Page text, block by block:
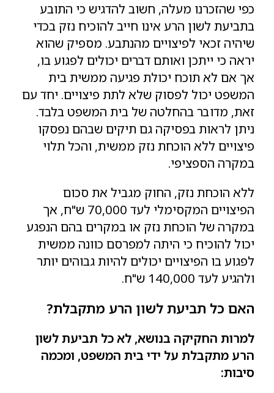
כפי שהזכרנו מעלה, חשוב להדגיש כי התובע
בתביעת לשון הרע אינו חייב להוכיח נזק בכדי
שיהיה זכאי לפיצויים מהנתבע. מספיק שהוא
יראה כי ייתכן ואותם דברים יכולים לפגוע בו,
אך אם לא תוכח יכולת פגיעה ממשית בית
המשפט יכול לפסוק שלא לתת פיצויים. יחד עם
זאת, מדובר בהחלטה של בית המשפט בלבד.
ניתן לראות בפסיקה גם תיקים שבהם נפסקו
פיצויים ללא הוכחת נזק ממשית, והכל תלוי
במקרה הספציפי.
ללא הוכחת נזק, החוק מגביל את סכום
הפיצויים המקסימלי לעד 70,000 ש"ח, אך
במקרה של הוכחת נזק או במקרים בהם הנפגע
יכול להוכיח כי היתה למפרסם כוונה ממשית
לפגוע בו הפיצויים יכולים להיות גבוהים יותר
ולהגיע לעד 140,000 ש"ח.
האם כל תביעת לשון הרע מתקבלת?
למרות החקיקה בנושא, לא כל תביעת לשון
הרע מתקבלת על ידי בית המשפט, ומכמה
סיבות: